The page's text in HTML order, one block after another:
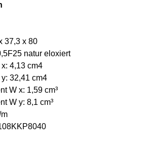
37,3 x 80
natur eloxiert
4,13 cm4
32,41 cm4
W x: 1,59 cm³
W y: 8,1 cm³